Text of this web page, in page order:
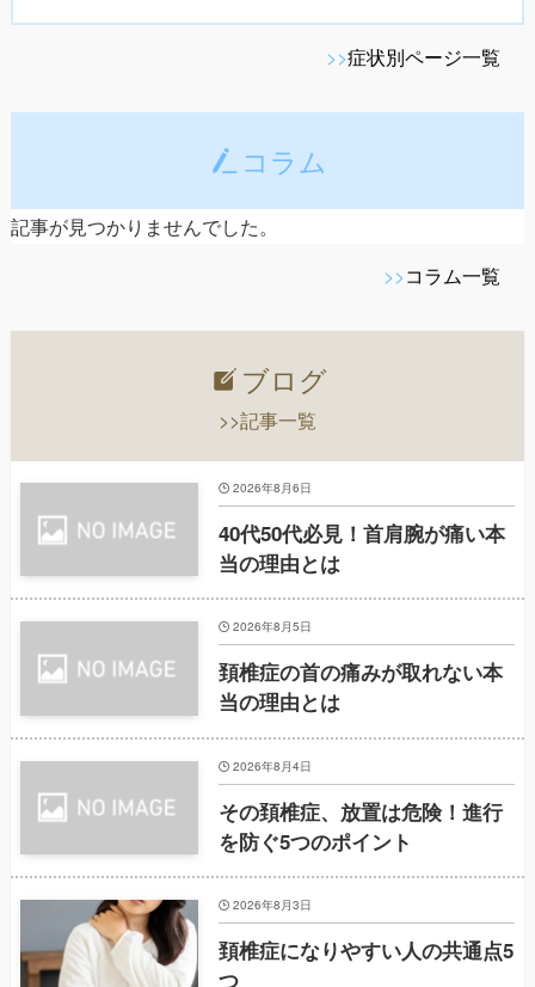
>>症状別ページ一覧
コラム
記事が見つかりませんでした。
>>コラム一覧
ブログ
>>記事一覧
40代50代必見！首肩腕が痛い本
当の理由とは
2026年8月6日
頚椎症の首の痛みが取れない本
当の理由とは
2026年8月5日
その頚椎症、放置は危険！進行
を防ぐ5つのポイント
2026年8月4日
頚椎症になりやすい人の共通点5
つ
2026年8月3日